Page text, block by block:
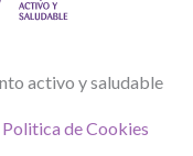
activo y saludable
Politica de Cookies